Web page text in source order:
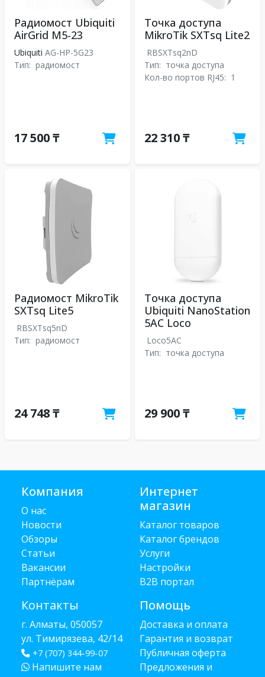
Радиомост Ubiquiti
AirGrid M5-23
Ubiquiti AG-HP-5G23
Тип: радиомост
17 500 ₸
Точка доступа
MikroTik SXTsq Lite2
RBSXTsq2nD
Тип: точка доступа
Кол-во портов RJ45: 1
22 310 ₸
Радиомост MikroTik
SXTsq Lite5
RBSXTsq5nD
Тип: радиомост
24 748 ₸
Точка доступа
Ubiquiti NanoStation
5AC Loco
Loco5AC
Тип: точка доступа
29 900 ₸
Компания
О нас
Новости
Обзоры
Статьи
Вакансии
Партнёрам
Контакты
г. Алматы, 050057
ул. Тимирязева, 42/14
+7 (707) 344-99-07
Напишите нам
Интернет
магазин
Каталог товаров
Каталог брендов
Услуги
Настройки
B2B портал
Помощь
Доставка и оплата
Гарантия и возврат
Публичная оферта
Предложения и